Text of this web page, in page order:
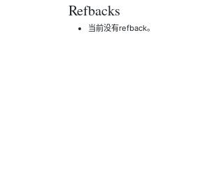
Refbacks
当前没有refback。